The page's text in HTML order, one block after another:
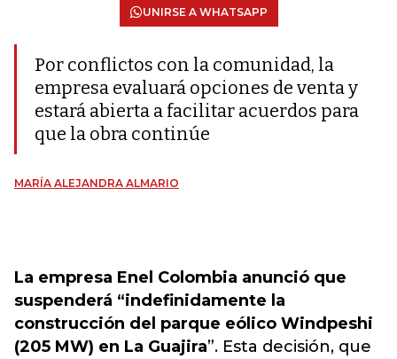
UNIRSE A WHATSAPP
Por conflictos con la comunidad, la
empresa evaluará opciones de venta y
estará abierta a facilitar acuerdos para
que la obra continúe
MARÍA ALEJANDRA ALMARIO
La empresa Enel Colombia anunció que
suspenderá “indefinidamente la
construcción del parque eólico Windpeshi
(205 MW) en La Guajira”. Esta decisión, que